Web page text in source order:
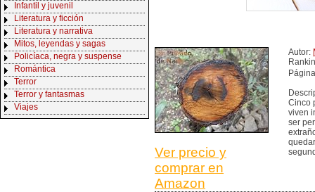
Infantil y juvenil
Literatura y ficción
Literatura y narrativa
Mitos, leyendas y sagas
Policíaca, negra y suspense
Romántica
Terror
Terror y fantasmas
Viajes
Ver precio y
comprar en
Amazon
Autor:
Cinco
viven
ser